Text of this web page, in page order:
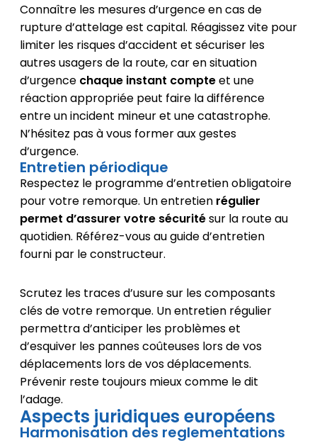
Connaître les mesures d’urgence en cas de
rupture d’attelage est capital. Réagissez vite pour
limiter les risques d’accident et sécuriser les
autres usagers de la route, car en situation
d’urgence chaque instant compteet une
réaction appropriée peut faire la différence
entre un incident mineur et une catastrophe.
N’hésitez pas à vous former aux gestes
d’urgence.
Entretien périodique
Respectez le programme d’entretien obligatoire
pour votre remorque. Un entretien régulier
permet d’assurer votre sécuritésur la route au
quotidien. Référez-vous au guide d’entretien
fourni par le constructeur.
Scrutez les traces d’usure sur les composants
clés de votre remorque. Un entretien régulier
permettra d’anticiper les problèmes et
d’esquiver les pannes coûteuses lors de vos
déplacements lors de vos déplacements.
Prévenir reste toujours mieux comme le dit
l’adage.
Aspects juridiques européens
Harmonisation des reglementations